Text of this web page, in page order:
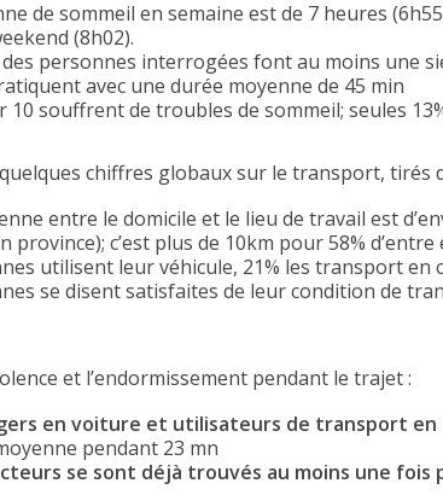
de sommeil en semaine est de 7 heures
(8h02).
personnes interrogées font au moins une
avec une durée moyenne de 45 min
10 souffrent de troubles de sommeil; seules
chiffres globaux sur le transport, tirés
entre le domicile et le lieu de travail est
province); c’est plus de 10km pour 58% d’entre
utilisent leur véhicule, 21% les transport en
se disent satisfaites de leur condition de
et l’endormissement pendant le trajet :
en voiture et utilisateurs de transport en
pendant 23 mn
se sont déjà trouvés au moins une fois